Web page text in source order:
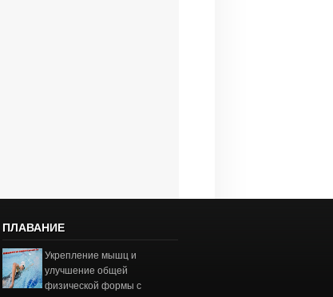
ПЛАВАНИЕ
Укрепление мышц и
улучшение общей
физической формы с